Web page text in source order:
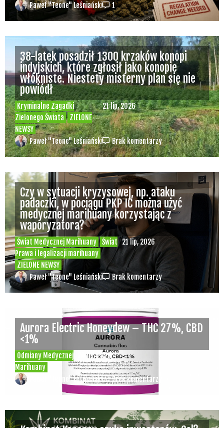
Paweł "Teone" Leśniański 1
Kryminalne Zagadki
Zielonego Świata
ZIELONE
NEWSY
21 lip, 2026
38-latek posadził 1300 krzaków konopi
indyjskich, które zgłosił jako konopie
włókniste. Niestety misterny plan się nie
powiódł
Paweł "Teone" Leśniański Brak komentarzy
Świat Medycznej Marihuany
Świat
Prawa i legalizacji marihuany
ZIELONE NEWSY
21 lip, 2026
Czy w sytuacji kryzysowej, np. ataku
padaczki, w pociągu PKP IC można użyć
medycznej marihuany korzystając z
waporyzatora?
Paweł "Teone" Leśniański Brak komentarzy
Odmiany Medycznej
Marihuany
20 lip, 2026
Aurora Electric Honeydew – THC 27%, CBD
<1%
Paweł "Teone" Leśniański Brak komentarzy